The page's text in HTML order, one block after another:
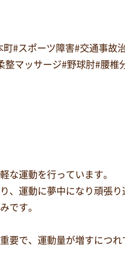
#スポーツ障害#交通事
マッサージ#野球肘#腰
な運動を行っています。
、運動に夢中になり頑張
です。
要で、運動量が増すにつれ